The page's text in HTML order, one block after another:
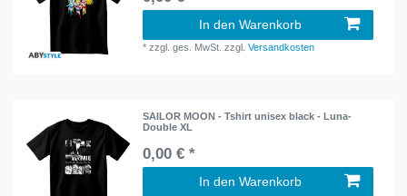
In den Warenkorb
*zzgl. ges. MwSt. zzgl.Versandkosten
SAILOR MOON - Tshirt unisex black - Luna-
Double XL
0,00 € *
In den Warenkorb